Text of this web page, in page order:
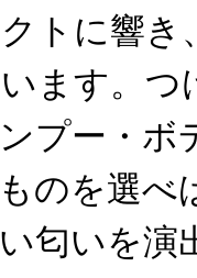
トに響き
ます。つ
プー・ボ
のを選べ
匂いを演